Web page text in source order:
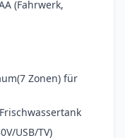
(Fahrwerk,
Zonen) für
USB/TV)